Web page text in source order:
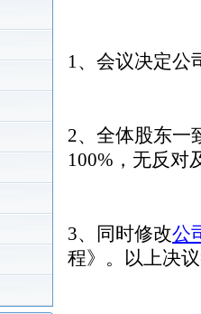
1、会议决定公
2、全体股东一
100%，无反对
3、同时修改公
程》。以上决